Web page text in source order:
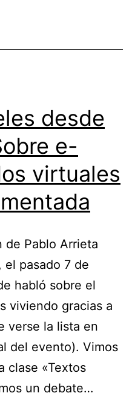
desde
e-
virtuales
de Pablo Arrieta
pasado 7 de
habló sobre el
viviendo gracias a
verse la lista en
del evento). Vimos
clase «Textos
un debate…